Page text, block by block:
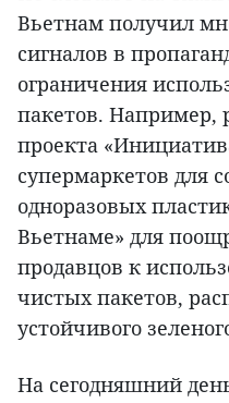
Вьетнам получил
сигналов в
ограничения
пакетов. Например,
проекта
супермаркетов для
одноразовых
Вьетнаме» для
продавцов к
чистых пакетов,
устойчивого
На сегодняшний